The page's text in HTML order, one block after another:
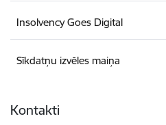
Insolvency Goes Digital
Sīkdatņu izvēles maiņa
Kontakti